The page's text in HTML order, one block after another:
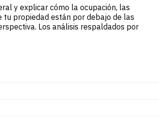
y explicar cómo la ocupación, las
tu propiedad están por debajo de las
Los análisis respaldados por